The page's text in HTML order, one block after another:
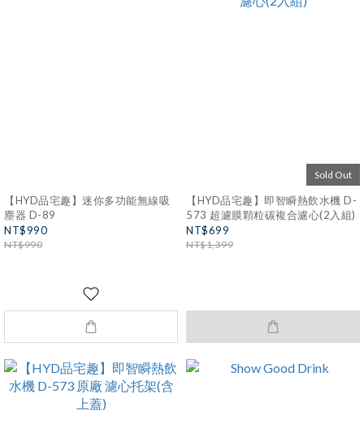
【HYD品宅趣】迷你多功能無線吸
塵器 D-89
NT$990
NT$990
Sold Out
【HYD品宅趣】即智瞬熱飲水機 D-
573 超濾膜顆粒碳複合濾心(2入組)
NT$699
NT$1,399